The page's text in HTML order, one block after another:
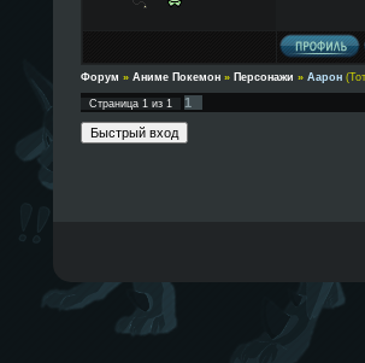
Форум » Аниме Покемон » Персонажи » Аарон
Страница 1из 1 1